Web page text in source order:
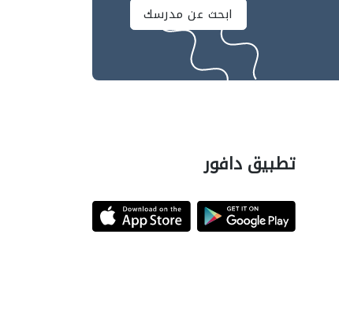
ابحث عن مدرسك
تطبيق دافور